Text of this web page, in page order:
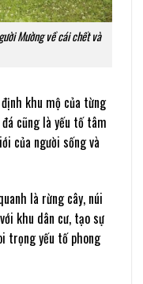
Mường về cái chết và
khu mộ của từng
cũng là yếu tố tâm
của người sống và
là rừng cây, núi
khu dân cư, tạo sự
trọng yếu tố phong